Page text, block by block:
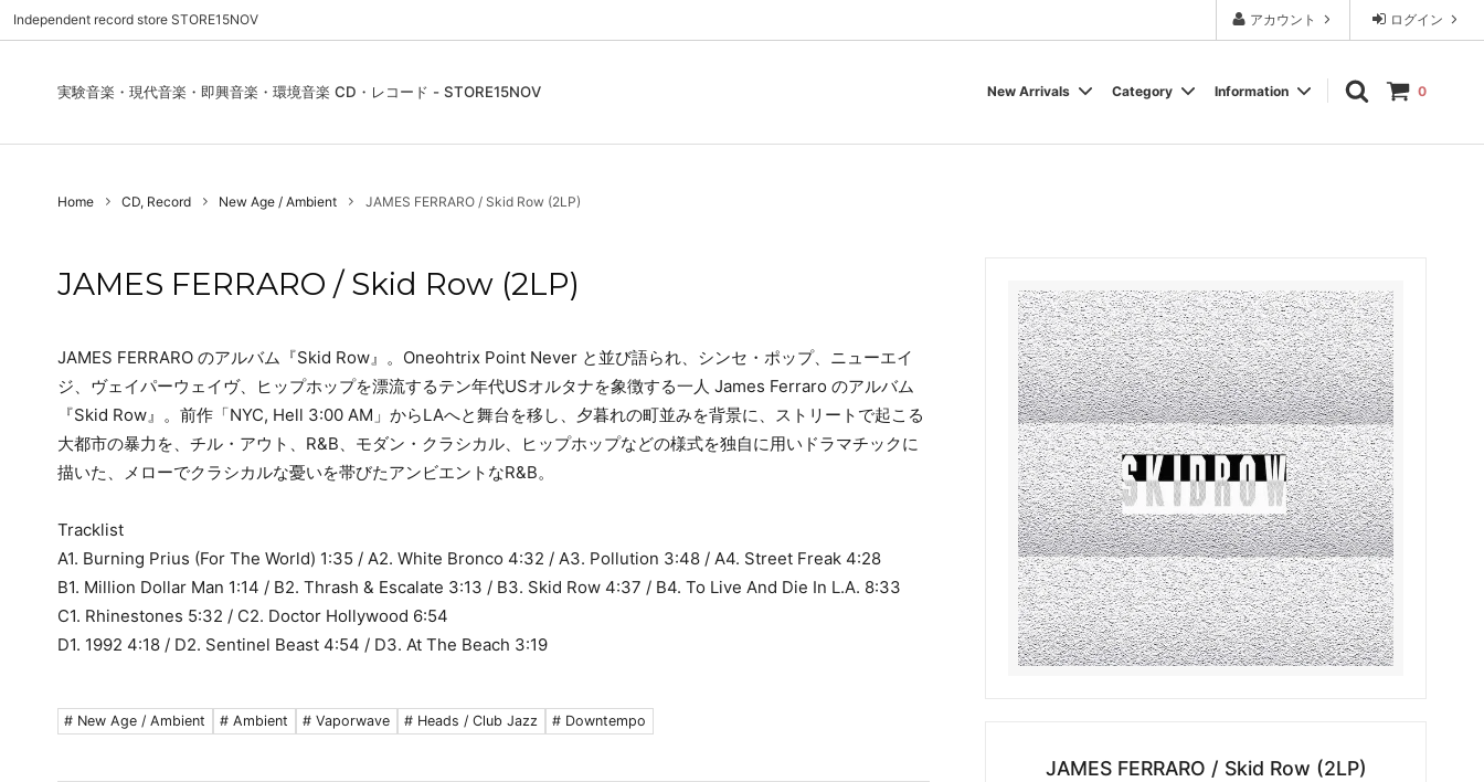
ログイン
アカウント
Independent record store STORE15NOV
実験音楽・現代音楽・即興音楽・環境音楽 CD・レコード - STORE15NOV 0
New Arrivals
Used - CD, Record DVD, VIDEO
Category
Folk / World / Country Jazz / Free Jazz
Heads / Club Jazz House Label
Information
Contact Us | お問合わせ お気に入りリスト
Home CD, Record New Age / Ambient JAMES FERRARO / Skid Row (2LP)
JAMES FERRARO / Skid Row (2LP)
JAMES FERRARO / Skid Row (2LP)
JAMES FERRARO のアルバム『Skid Row』。Oneohtrix Point Never と並び語られ、シンセ・ポップ、ニューエイ
ジ、ヴェイパーウェイヴ、ヒップホップを漂流するテン年代USオルタナを象徴する一人 James Ferraro のアルバム
『Skid Row』。前作「NYC, Hell 3:00 AM」からLAへと舞台を移し、夕暮れの町並みを背景に、ストリートで起こる
大都市の暴力を、チル・アウト、R&B、モダン・クラシカル、ヒップホップなどの様式を独自に用いドラマチックに
描いた、メローでクラシカルな憂いを帯びたアンビエントなR&B。
Tracklist
A1. Burning Prius (For The World) 1:35 / A2. White Bronco 4:32 / A3. Pollution 3:48 / A4. Street Freak 4:28
B1. Million Dollar Man 1:14 / B2. Thrash & Escalate 3:13 / B3. Skid Row 4:37 / B4. To Live And Die In L.A. 8:33
C1. Rhinestones 5:32 / C2. Doctor Hollywood 6:54
D1. 1992 4:18 / D2. Sentinel Beast 4:54 / D3. At The Beach 3:19
# New Age / Ambient # Ambient # Vaporwave # Heads / Club Jazz # Downtempo